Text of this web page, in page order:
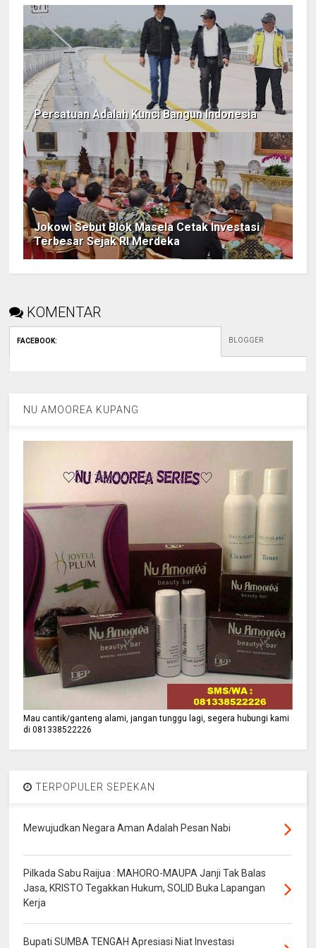
Persatuan Adalah Kunci Bangun Indonesia
Jokowi Sebut Blok Masela Cetak Investasi
Terbesar Sejak RI Merdeka
KOMENTAR
FACEBOOK: BLOGGER
NU AMOOREA KUPANG
Mau cantik/ganteng alami, jangan tunggu lagi, segera hubungi kami
di 081338522226
TERPOPULER SEPEKAN
Mewujudkan Negara Aman Adalah Pesan Nabi
Pilkada Sabu Raijua : MAHORO-MAUPA Janji Tak Balas
Jasa, KRISTO Tegakkan Hukum, SOLID Buka Lapangan
Kerja
Bupati SUMBA TENGAH Apresiasi Niat Investasi